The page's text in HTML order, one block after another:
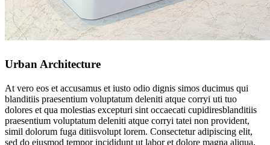
Urban Architecture
At vero eos et accusamus et iusto odio dignis simos ducimus qui
blanditiis praesentium voluptatum deleniti atque corryi uti tuo
dolores et qua molestias excepturi sint occaecati cupidiresblanditiis
praesentium voluptatum deleniti atque corryi tatei non provident,
simil dolorum fuga ditiisvolupt lorem. Consectetur adipiscing elit,
sed do eiusmod tempor incididunt ut labor et dolore magna aliqua.